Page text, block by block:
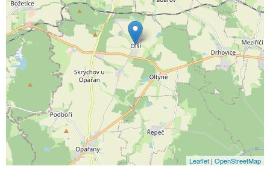
Leaflet | OpenStreetMap